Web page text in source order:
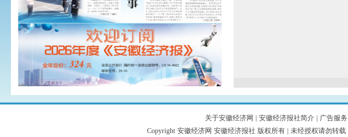
关于安徽经济网 安徽经济报社简介 广告服务
Copyright 安徽经济网 安徽经济报社 版权所有 | 未经授权请勿转载 |